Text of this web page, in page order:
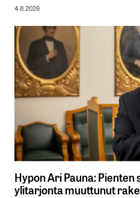
4.8.2026
Hypon Ari Pauna:
ylitarjonta muuttunut